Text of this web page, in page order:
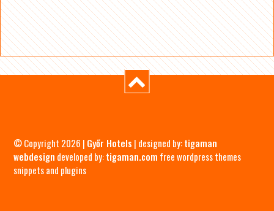
© Copyright 2026 | Győr Hotels | designed by:tigaman
webdesign developed by:tigaman.com free wordpress themes
snippets and plugins